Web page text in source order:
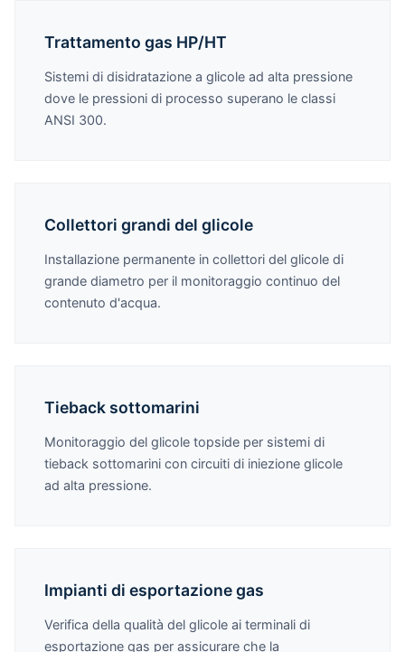
Trattamento gas HP/HT
Sistemi di disidratazione a glicole ad alta pressione
dove le pressioni di processo superano le classi
ANSI 300.
Collettori grandi del glicole
Installazione permanente in collettori del glicole di
grande diametro per il monitoraggio continuo del
contenuto d'acqua.
Tieback sottomarini
Monitoraggio del glicole topside per sistemi di
tieback sottomarini con circuiti di iniezione glicole
ad alta pressione.
Impianti di esportazione gas
Verifica della qualità del glicole ai terminali di
esportazione gas per assicurare che la